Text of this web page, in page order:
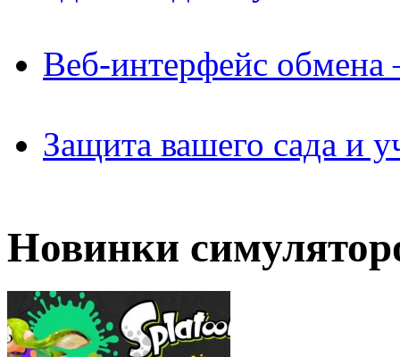
Веб-интерфейс
Защита вашего сада и
Новинки